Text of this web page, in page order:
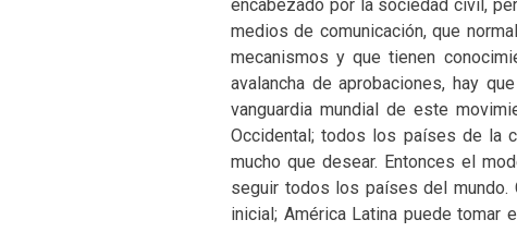
encabezado por la sociedad civil,
medios de comunicación, que
mecanismos y que tienen
avalancha de aprobaciones, hay
vanguardia mundial de este
Occidental; todos los países de la
mucho que desear. Entonces el
seguir todos los países del mundo.
inicial; América Latina puede tomar